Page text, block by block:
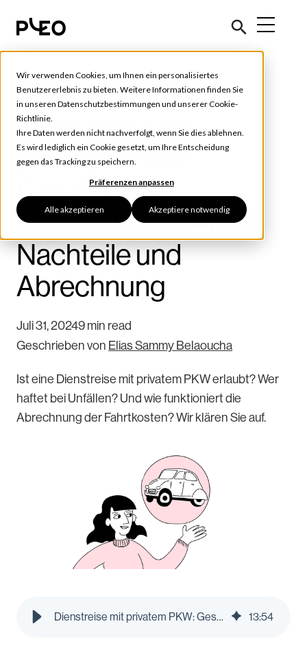
Wir verwenden Cookies, um Ihnen ein personalisiertes
Benutzererlebnis zu bieten. Weitere Informationen finden Sie
in unseren Datenschutzbestimmungen und unsererCookie-
Richtlinie.
Ihre Daten werden nicht nachverfolgt, wenn Sie dies ablehnen.
Es wird lediglich ein Cookie gesetzt, um Ihre Entscheidung
gegen das Tracking zu speichern.
Präferenzen anpassen
Alle akzeptieren Akzeptiere notwendig
Tools & Tipps
Dienstreise mit
privatem PKW:
Gesetzliche
Grundlage, Vor- und
Nachteile und
Abrechnung
Juli 31, 20249 min read
Geschrieben von Elias Sammy Belaoucha
Ist eine Dienstreise mit privatem PKW erlaubt? Wer
haftet bei Unfällen? Und wie funktioniert die
Abrechnung der Fahrtkosten? Wir klären Sie auf.
Dienstreise mit privatem PKW: Gesetzliche Grundlage, Vor- und Nachteile und Abrechnung | Pleo Blog 13:54